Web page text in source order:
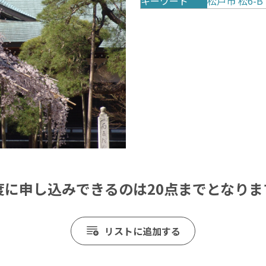
申し込みできるのは20点までとなりま
リストに追加する